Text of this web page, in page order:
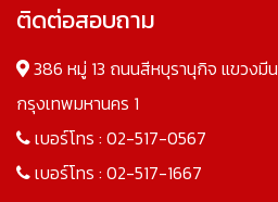
ติดต่อสอบถาม
386 หมู่ 13 ถนนสีหบุรานุกิจ แขวงมี
กรุงเทพมหานคร 1
เบอร์โทร : 02-517-0567
เบอร์โทร : 02-517-1667